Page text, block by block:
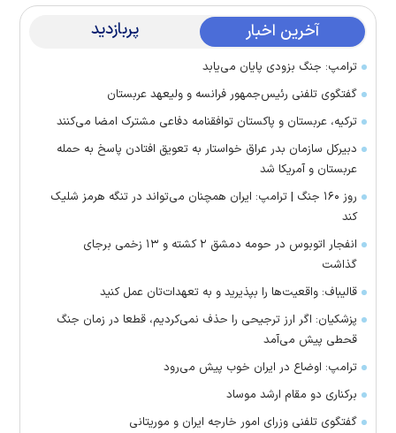
آخرین اخبار پربازدید
ترامپ: جنگ بزودی پایان می‌یابد
گفتگوی تلفنی رئیس‌جمهور فرانسه و ولیعهد عربستان
ترکیه، عربستان و پاکستان توافقنامه دفاعی مشترک امضا می‌کنند
دبیرکل سازمان بدر عراق خواستار به تعویق افتادن پاسخ به حمله
عربستان و آمریکا شد
روز ۱۶۰ جنگ | ترامپ: ایران همچنان می‌تواند در تنگه هرمز شلیک
کند
انفجار اتوبوس در حومه دمشق ۲ کشته و ۱۳ زخمی برجای
گذاشت
قالیباف: واقعیت‌ها را بپذیرید و به تعهدات‌تان عمل کنید
پزشکیان: اگر ارز ترجیحی را حذف نمی‌کردیم، قطعا در زمان جنگ
قحطی پیش می‌آمد
ترامپ: اوضاع در ایران خوب پیش می‌رود
برکناری دو مقام ارشد موساد
گفتگوی تلفنی وزرای امور خارجه ایران و موریتانی